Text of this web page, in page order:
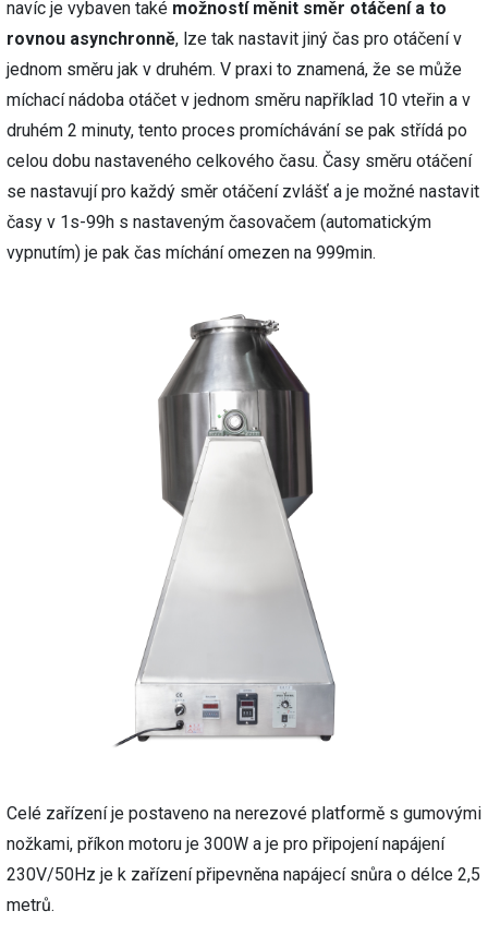
navíc je vybaven také možností měnit směr otáčení a to
rovnou asynchronně, lze tak nastavit jiný čas pro otáčení v
jednom směru jak v druhém. V praxi to znamená, že se může
míchací nádoba otáčet v jednom směru například 10 vteřin a v
druhém 2 minuty, tento proces promíchávání se pak střídá po
celou dobu nastaveného celkového času. Časy směru otáčení
se nastavují pro každý směr otáčení zvlášť a je možné nastavit
časy v 1s-99h s nastaveným časovačem (automatickým
vypnutím) je pak čas míchání omezen na 999min.
Celé zařízení je postaveno na nerezové platformě s gumovými
nožkami, příkon motoru je 300W a je pro připojení napájení
230V/50Hz je k zařízení připevněna napájecí snůra o délce 2,5
metrů.